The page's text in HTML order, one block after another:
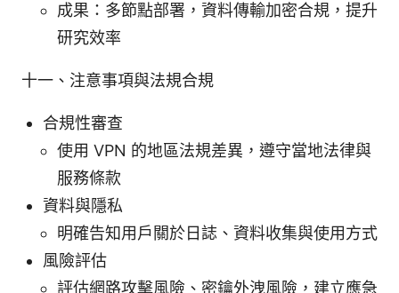
成果：多節點部署，資料傳輸加密合規，提升
研究效率
十一、注意事項與法規合規
合規性審查
使用 VPN 的地區法規差異，遵守當地法律與
服務條款
資料與隱私
明確告知用戶關於日誌、資料收集與使用方式
風險評估
評估網路攻擊風險、密鑰外洩風險，建立應急